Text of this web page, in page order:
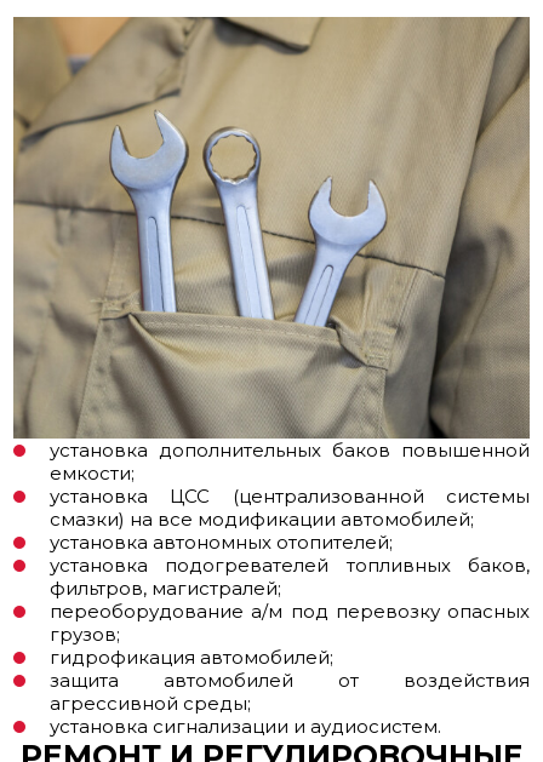
установка дополнительных баков повышенной
емкости;
установка ЦСС (централизованной системы
смазки) на все модификации автомобилей;
установка автономных отопителей;
установка подогревателей топливных баков,
фильтров, магистралей;
переоборудование а/м под перевозку опасных
грузов;
гидрофикация автомобилей;
защита автомобилей от воздействия
агрессивной среды;
установка сигнализации и аудиосистем.